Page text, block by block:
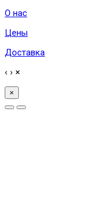
О нас
Цены
Доставка
‹ › ×
×